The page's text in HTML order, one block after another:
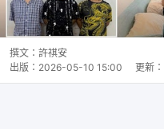
撰文： 許祺安
出版： 2026-05-10 15:00 更新：